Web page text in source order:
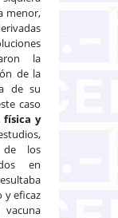
menor,
la
de la
de su
caso
física y
de los
en
y eficaz